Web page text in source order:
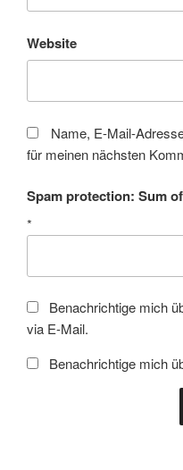
Website
Name, E-Mail-
für meinen nächsten
Spam protection: Sum
*
Benachrichtige mich
via E-Mail.
Benachrichtige mich